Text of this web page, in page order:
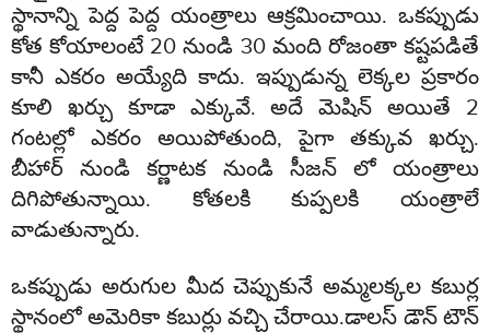
స్థానాన్ని పెద్ద పెద్ద యంత్రాలు ఆక్రమించాయి. ఒకప్పుడు
కోత కోయాలంటే 20 నుండి 30 మంది రోజంతా కష్టపడితే
కానీ ఎకరం అయ్యేది కాదు. ఇప్పుడున్న లెక్కల ప్రకారం
కూలి ఖర్చు కూడా ఎక్కువే. అదే మెషిన్ అయితే 2
గంటల్లో ఎకరం అయిపోతుంది, పైగా తక్కువ ఖర్చు.
బీహార్ నుండి కర్ణాటక నుండి సీజన్ లో యంత్రాలు
దిగిపోతున్నాయి. కోతలకి కుప్పలకి యంత్రాలే
వాడుతున్నారు.
ఒకప్పుడు అరుగుల మీద చెప్పుకునే అమ్మలక్కల కబుర్ల
స్థానంలో అమెరికా కబుర్లు వచ్చి చేరాయి.డాలస్ డౌన్ టౌన్